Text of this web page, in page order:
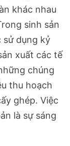
khác nhau
sinh sản
sử dụng kỷ
xuất các tế
chúng
thu hoạch
ghép. Việc
là sự sáng